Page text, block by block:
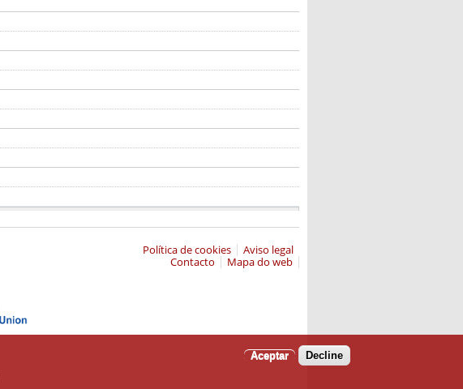
Aviso legal
Política de cookies
Mapa do web
Contacto
Aceptar Decline